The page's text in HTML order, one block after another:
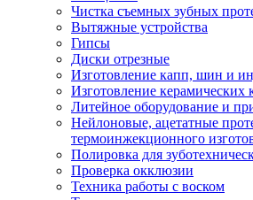
Чистка съемных зубных
Вытяжные устройства
Гипсы
Диски отрезные
Изготовление капп, шин и
Изготовление керамических
Литейное оборудование и
Нейлоновые, ацетатные
термоинжекционного
Полировка для
Проверка окклюзии
Техника работы с воском